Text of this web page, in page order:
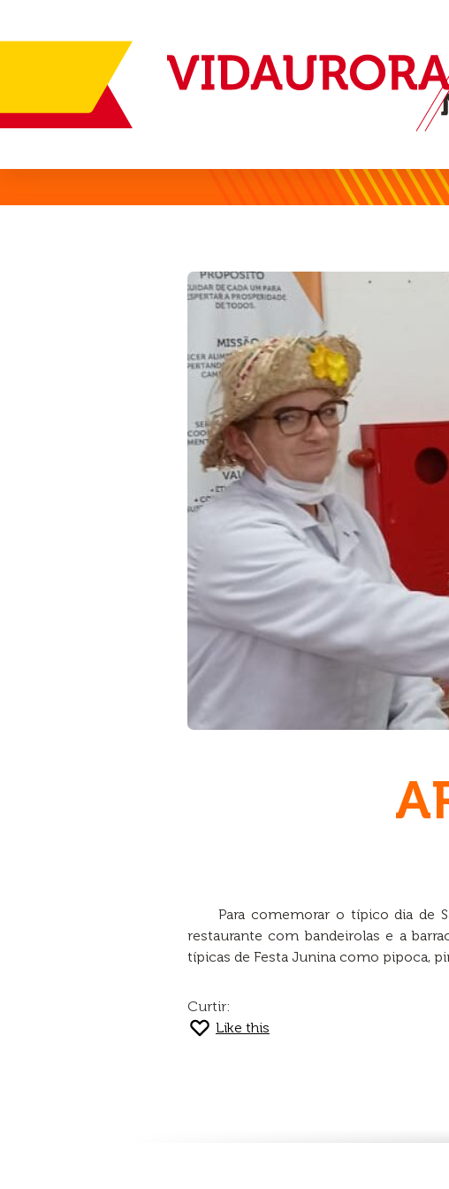
Para comemorar o típico dia de
restaurante com bandeirolas e a
típicas de Festa Junina como pipoca,
Curtir:
Like this